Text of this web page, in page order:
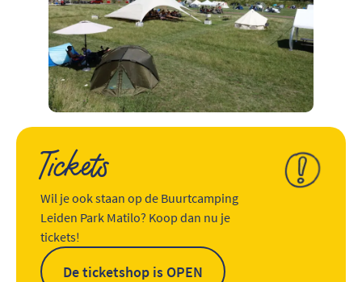
Tickets
Wil je ook staan op de Buurtcamping
Leiden Park Matilo? Koop dan nu je
tickets!
De ticketshop is OPEN